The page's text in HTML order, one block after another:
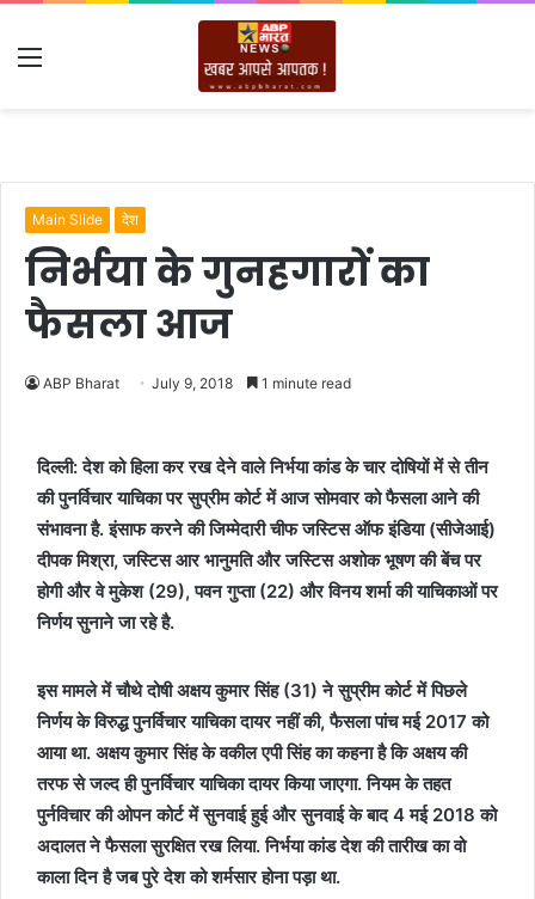
Menu
Main Slide देश
निर्भया के गुनहगारों का
फैसला आज
ABP Bharat July 9, 2018 1 minute read
दिल्ली: देश को हिला कर रख देने वाले निर्भया कांड के चार दोषियों में से तीन
की पुनर्विचार याचिका पर सुप्रीम कोर्ट में आज सोमवार को फैसला आने की
संभावना है. इंसाफ करने की जिम्मेदारी चीफ जस्टिस ऑफ इंडिया (सीजेआई)
दीपक मिश्रा, जस्टिस आर भानुमति और जस्टिस अशोक भूषण की बेंच पर
होगी और वे मुकेश (29), पवन गुप्ता (22) और विनय शर्मा की याचिकाओं पर
निर्णय सुनाने जा रहे है.
इस मामले में चौथे दोषी अक्षय कुमार सिंह (31) ने सुप्रीम कोर्ट में पिछले
निर्णय के विरुद्ध पुनर्विचार याचिका दायर नहीं की, फैसला पांच मई 2017 को
आया था. अक्षय कुमार सिंह के वकील एपी सिंह का कहना है कि अक्षय की
तरफ से जल्द ही पुनर्विचार याचिका दायर किया जाएगा. नियम के तहत
पुर्नविचार की ओपन कोर्ट में सुनवाई हुई और सुनवाई के बाद 4 मई 2018 को
अदालत ने फैसला सुरक्षित रख लिया. निर्भया कांड देश की तारीख का वो
काला दिन है जब पुरे देश को शर्मसार होना पड़ा था.